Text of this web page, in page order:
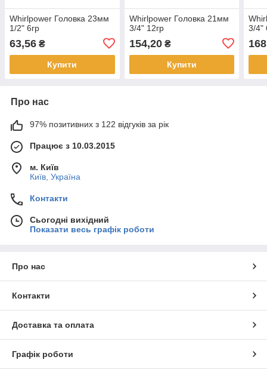
Whirlpower Головка 23мм
1/2" 6гр
63,56 ₴
Купити
Whirlpower Головка 21мм
3/4" 12гр
154,20₴
Купити
3/4"
Про нас
97% позитивних з 122 відгуків за рік
Працює з 10.03.2015
м. Київ
Київ, Україна
Контакти
Сьогодні вихідний
Показати весь графік роботи
Про нас
Контакти
Доставка та оплата
Графік роботи